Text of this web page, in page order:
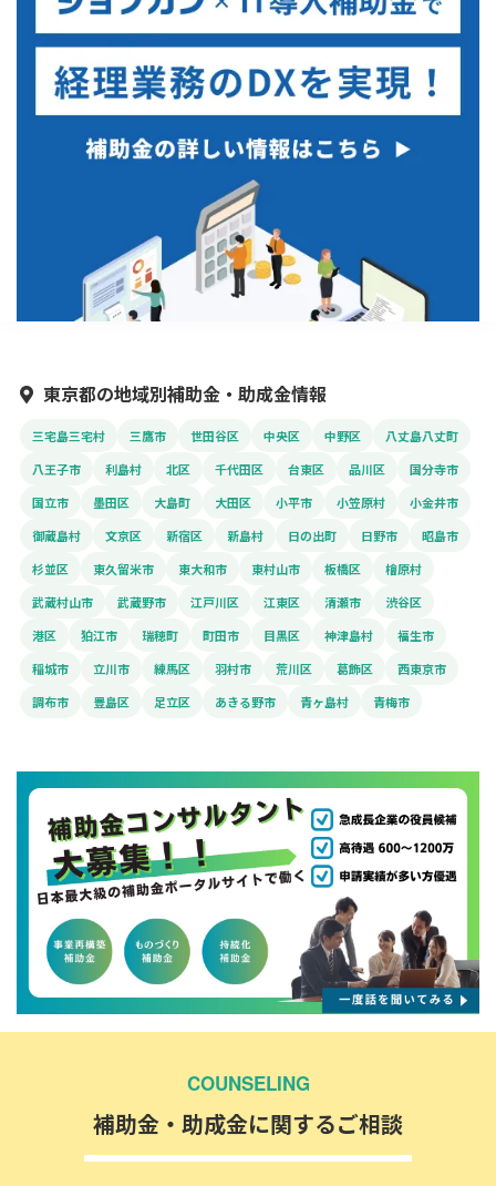
東京都の地域別補助金・助成金情報
三宅島三宅村 三鷹市 世田谷区 中央区 中野区
八丈島八丈町
八王子市
利島村 北区 千代田区 台東区 品川区
国分寺市
国立市
墨田区 大島町 大田区 小平市 小笠原村
小金井市
御蔵島村
文京区 新宿区 新島村 日の出町 日野市
昭島市
杉並区
東久留米市 東大和市 東村山市 板橋区
檜原村
武蔵村山市
武蔵野市 江戸川区 江東区 清瀬市
渋谷区
港区
狛江市 瑞穂町 町田市 目黒区 神津島村
福生市
稲城市
立川市 練馬区 羽村市 荒川区 葛飾区
西東京市
調布市
豊島区 足立区 あきる野市 青ヶ島村 青梅市
COUNSELING
補助金・助成金に関するご相談